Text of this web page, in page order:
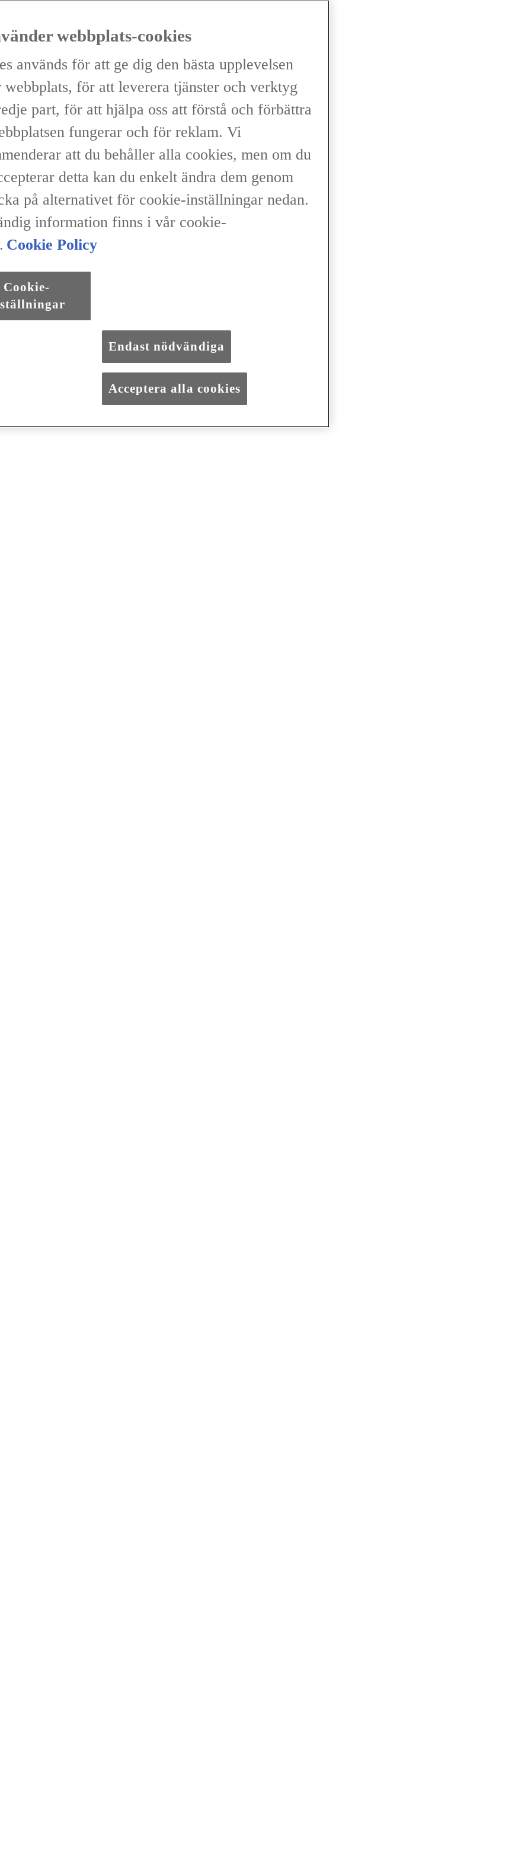
webbplats-cookies
används för att ge dig den bästa upplevelsen
webbplats, för att leverera tjänster och verktyg
part, för att hjälpa oss att förstå och förbättra
fungerar och för reklam. Vi
att du behåller alla cookies, men om du
detta kan du enkelt ändra dem genom
på alternativet för cookie-inställningar nedan.
information finns i vår cookie-
Cookie Policy
Cookie-
Endast nödvändiga
Acceptera alla cookies